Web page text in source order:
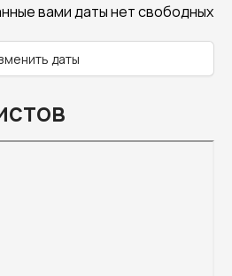
вами даты нет свободных
даты